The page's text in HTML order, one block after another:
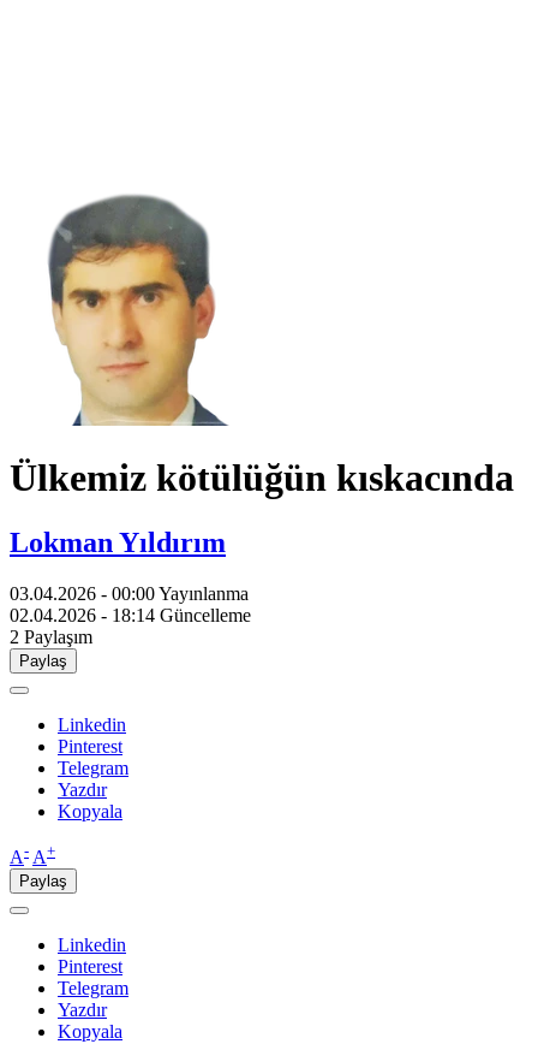
Ülkemiz kötülüğün kıskacında
Lokman Yıldırım
03.04.2026 - 00:00Yayınlanma
02.04.2026 - 18:14 Güncelleme
2 Paylaşım
Paylaş
Linkedin
Pinterest
Telegram
Yazdır
Kopyala
A- A+
Paylaş
Linkedin
Pinterest
Telegram
Yazdır
Kopyala